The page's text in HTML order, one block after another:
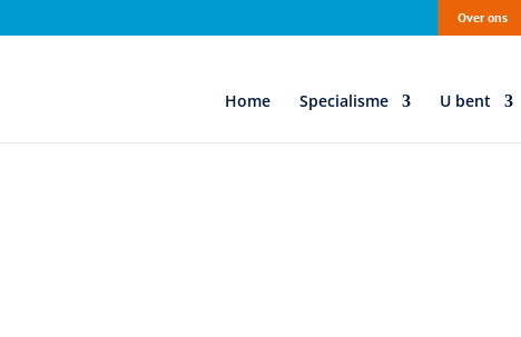
Over ons
Home Specialisme U bent